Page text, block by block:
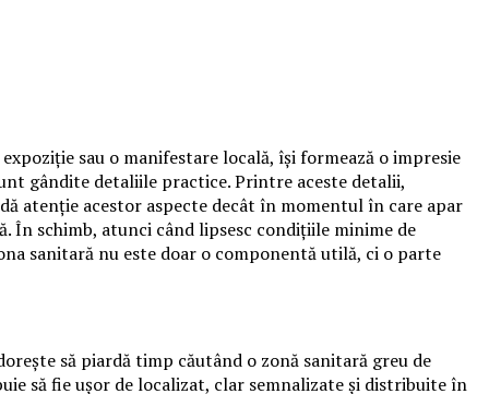
sau o manifestare locală, își formează o impresie
gândite detaliile practice. Printre aceste detalii,
atenție acestor aspecte decât în momentul în care apar
În schimb, atunci când lipsesc condițiile minime de
sanitară nu este doar o componentă utilă, ci o parte
să piardă timp căutând o zonă sanitară greu de
să fie ușor de localizat, clar semnalizate și distribuite în